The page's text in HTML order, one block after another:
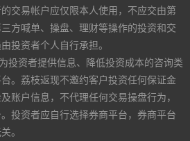
交易帐户应仅限本人使用，不应交由第
方喊单、操盘、理财等操作的投资和交
投资者个人自行承担。
投资者提供信息、降低投资成本的咨询类
。荔枝返现不邀约客户投资任何保证金
账户信息，不代理任何交易操盘行为，
投资者应自行选择券商平台，券商平台
。